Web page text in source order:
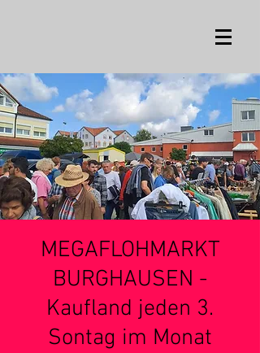
MEGAFLOHMARKT
BURGHAUSEN -
Kaufland jeden 3.
Sontag im Monat